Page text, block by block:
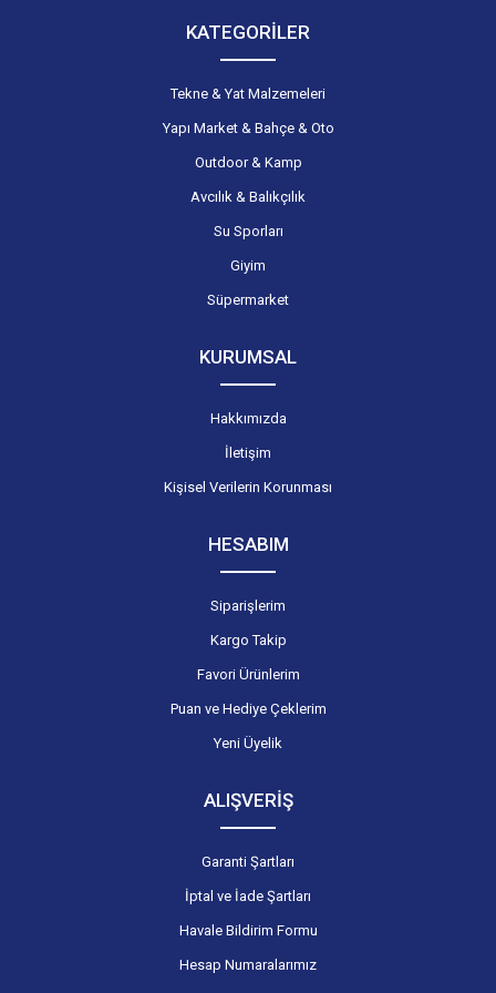
KATEGORİLER
Tekne & Yat Malzemeleri
Yapı Market & Bahçe & Oto
Outdoor & Kamp
Avcılık & Balıkçılık
Su Sporları
Giyim
Süpermarket
KURUMSAL
Hakkımızda
İletişim
Kişisel Verilerin Korunması
HESABIM
Siparişlerim
Kargo Takip
Favori Ürünlerim
Puan ve Hediye Çeklerim
Yeni Üyelik
ALIŞVERİŞ
Garanti Şartları
İptal ve İade Şartları
Havale Bildirim Formu
Hesap Numaralarımız